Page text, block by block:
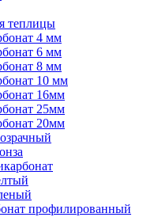
теплицы
4 мм
6 мм
8 мм
10 мм
16мм
25мм
20мм
профилированный